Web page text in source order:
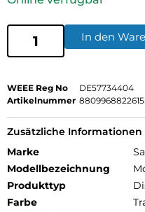
In den
WEEE Reg No
DE57734404
Artikelnummer 8809968822615
Zusätzliche Informationen
Marke
Modellbezeichnung
Produkttyp
Farbe